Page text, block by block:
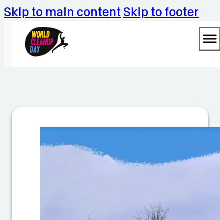
Skip to main content Skip to footer
le